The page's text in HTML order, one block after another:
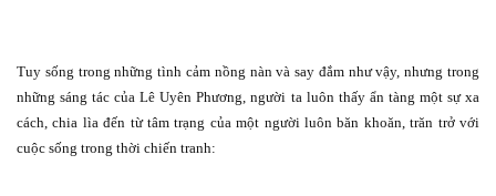
Tuy sống trong những tình cảm nồng nàn và say đắm như vậy, nhưng trong
những sáng tác của Lê Uyên Phương, người ta luôn thấy ẩn tàng một sự xa
cách, chia lìa đến từ tâm trạng của một người luôn băn khoăn, trăn trở với
cuộc sống trong thời chiến tranh: